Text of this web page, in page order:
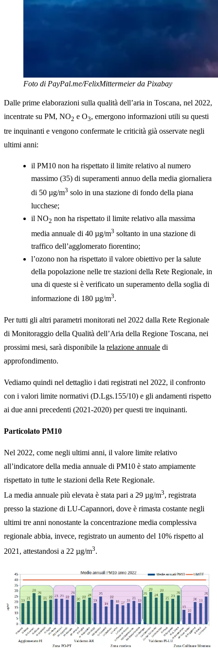
Foto di PayPal.me/FelixMittermeier da Pixabay
Dalle prime elaborazioni sulla qualità dell’aria in Toscana, nel 2022,
incentrate su PM, NO2 e O3, emergono informazioni utili su questi
tre inquinanti e vengono confermate le criticità già osservate negli
ultimi anni:
il PM10 non ha rispettato il limite relativo al numero
massimo (35) di superamenti annuo della media giornaliera
di 50 µg/m3 solo in una stazione di fondo della piana
lucchese;
il NO2 non ha rispettato il limite relativo alla massima
media annuale di 40 µg/m3 soltanto in una stazione di
traffico dell’agglomerato fiorentino;
l’ozono non ha rispettato il valore obiettivo per la salute
della popolazione nelle tre stazioni della Rete Regionale, in
una di queste si è verificato un superamento della soglia di
informazione di 180 µg/m3.
Per tutti gli altri parametri monitorati nel 2022 dalla Rete Regionale
di Monitoraggio della Qualità dell’Aria della Regione Toscana, nei
prossimi mesi, sarà disponibile la relazione annuale di
approfondimento.
Vediamo quindi nel dettaglio i dati registrati nel 2022, il confronto
con i valori limite normativi (D.Lgs.155/10) e gli andamenti rispetto
ai due anni precedenti (2021-2020) per questi tre inquinanti.
Particolato PM10
Nel 2022, come negli ultimi anni, il valore limite relativo
all’indicatore della media annuale di PM10 è stato ampiamente
rispettato in tutte le stazioni della Rete Regionale.
La media annuale più elevata è stata pari a 29 µg/m3, registrata
presso la stazione di LU-Capannori, dove è rimasta costante negli
ultimi tre anni nonostante la concentrazione media complessiva
regionale abbia, invece, registrato un aumento del 10% rispetto al
2021, attestandosi a 22 µg/m3.